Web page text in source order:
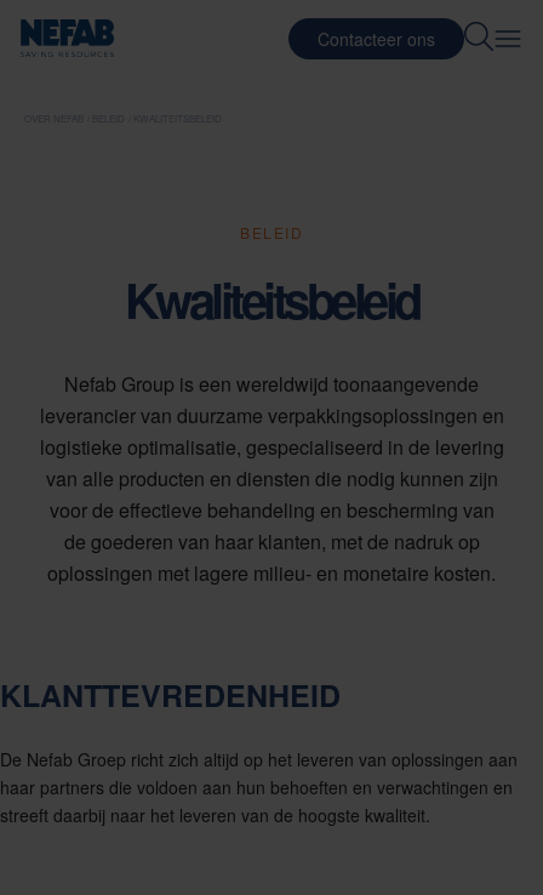
Contacteer ons
OVER NEFAB KWALITEITSBELEID
BELEID
Kwaliteitsbeleid
Nefab Group is een wereldwijd toonaangevende
leverancier van duurzame verpakkingsoplossingen en
logistieke optimalisatie, gespecialiseerd in de levering
van alle producten en diensten die nodig kunnen zijn
voor de effectieve behandeling en bescherming van
de goederen van haar klanten, met de nadruk op
oplossingen met lagere milieu- en monetaire kosten.
KLANTTEVREDENHEID
De Nefab Groep richt zich altijd op het leveren van oplossingen aan
haar partners die voldoen aan hun behoeften en verwachtingen en
streeft daarbij naar het leveren van de hoogste kwaliteit.